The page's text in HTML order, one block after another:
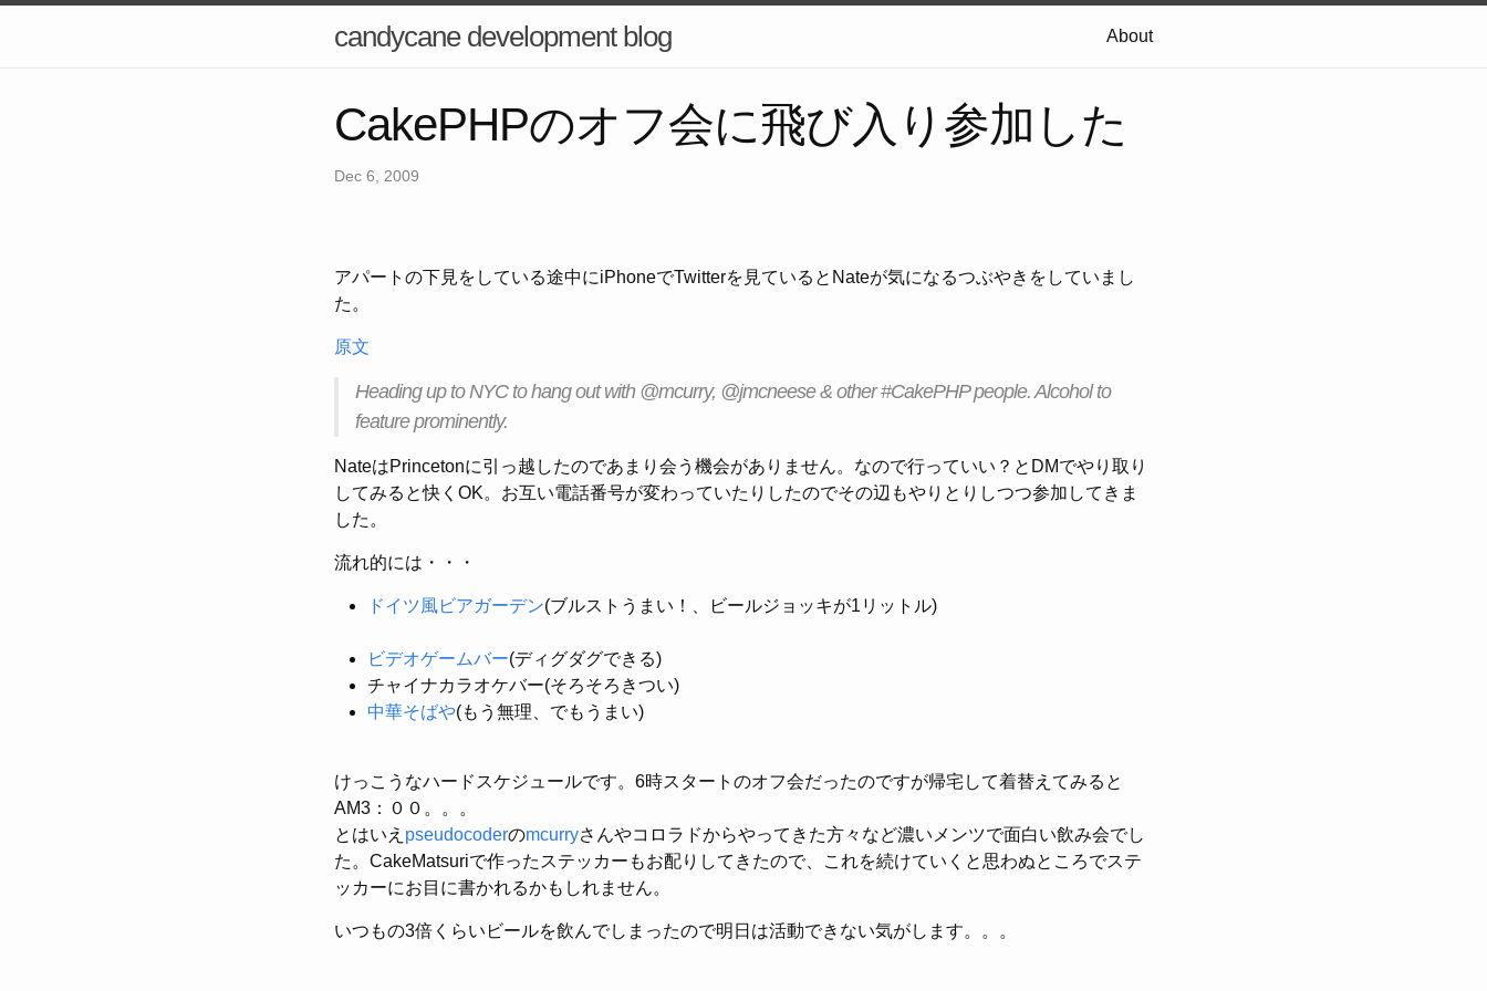
candycane development blog About
CakePHPのオフ会に飛び入り参加した
Dec 6, 2009
アパートの下見をしている途中にiPhoneでTwitterを見ているとNateが気になるつぶやきをしていまし
た。
原文
Heading up to NYC to hang out with @mcurry, @jmcneese & other #CakePHP people. Alcohol to
feature prominently.
NateはPrincetonに引っ越したのであまり会う機会がありません。なので行っていい？とDMでやり取り
してみると快くOK。お互い電話番号が変わっていたりしたのでその辺もやりとりしつつ参加してきま
した。
流れ的には・・・
ドイツ風ビアガーデン(ブルストうまい！、ビールジョッキが1リットル)
ビデオゲームバー(ディグダグできる)
チャイナカラオケバー(そろそろきつい)
中華そばや(もう無理、でもうまい)
けっこうなハードスケジュールです。6時スタートのオフ会だったのですが帰宅して着替えてみると
AM3：００。。。
とはいえ pseudocoderのmcurryさんやコロラドからやってきた方々など濃いメンツで面白い飲み会でし
た。CakeMatsuriで作ったステッカーもお配りしてきたので、これを続けていくと思わぬところでステ
ッカーにお目に書かれるかもしれません。
いつもの3倍くらいビールを飲んでしまったので明日は活動できない気がします。。。